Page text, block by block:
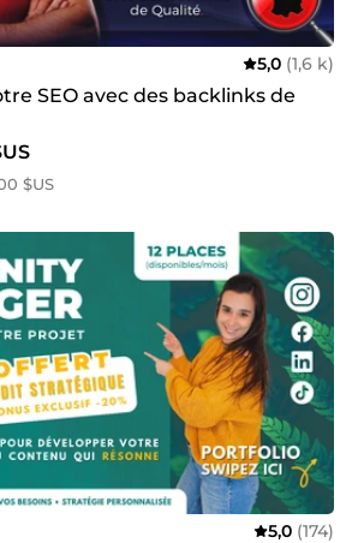
5,0 (1,6 k)
SEO avec des backlinks de
$US
5,0 (174)